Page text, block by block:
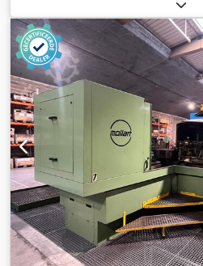
Y-as:1.250 mm, SN: 68023,
mm, W-as (boor- en freesunit
(boor- en freesunit draaibaar) -
360°, tafelbelasting 15.000 kg,
fabrikant Pfleghar, 6-delig, totale
x 40 mm, raster 50 M16 Ø 24,
x 800 x 40 en 3x type TF 1.000 x
boordiepte 1.800 mm,
machinegewicht 48.000 kg,
gereedschapshouder SK50,
verwisselbaar magazijn, 24
Heidenhain, versie BS-besturing
44.789. Dsdpfxezld Ugs Abpock
fabriekprijs. Demontage,
worden op kosten en risico van